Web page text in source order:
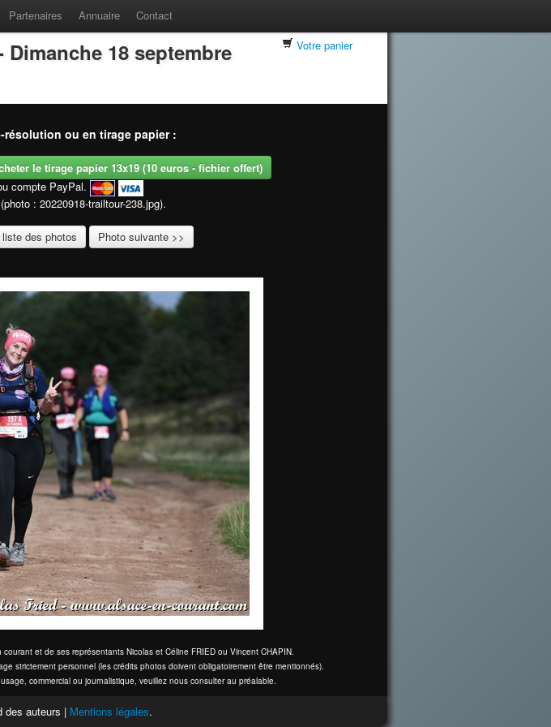
Partenaires Annuaire Contact
18 septembre
Votre panier
ou en tirage papier :
le tirage papier 13x19 (10 euros - fichier offert)
compte PayPal.
(photo : 20220918-trailtour-238.jpg).
des photos Photo suivante >>
et de ses représentants Nicolas et Céline FRIED ou Vincent CHAPIN.
strictement personnel (les crédits photos doivent obligatoirement être mentionnés).
commercial ou journalistique, veuillez nous consulter au préalable.
des auteurs | Mentions légales.